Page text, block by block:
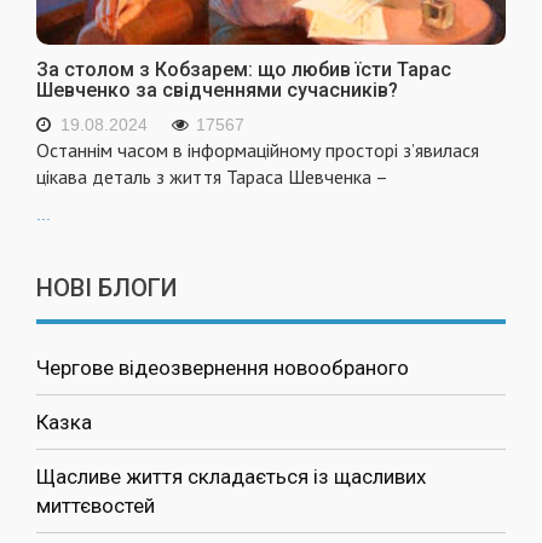
За столом з Кобзарем: що любив їсти Тарас
Шевченко за свідченнями сучасників?
19.08.2024 17567
Останнім часом в інформаційному просторі з’явилася
цікава деталь з життя Тараса Шевченка –
НОВІ БЛОГИ
Чергове відеозвернення новообраного
Казка
Щасливе життя складається із щасливих
миттєвостей